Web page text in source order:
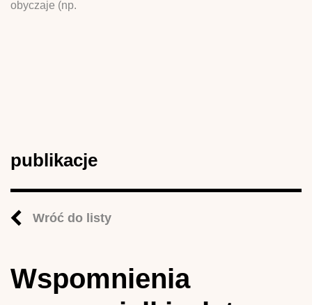
obyczaje (np.
publikacje
Wróć do listy
Wspomnienia